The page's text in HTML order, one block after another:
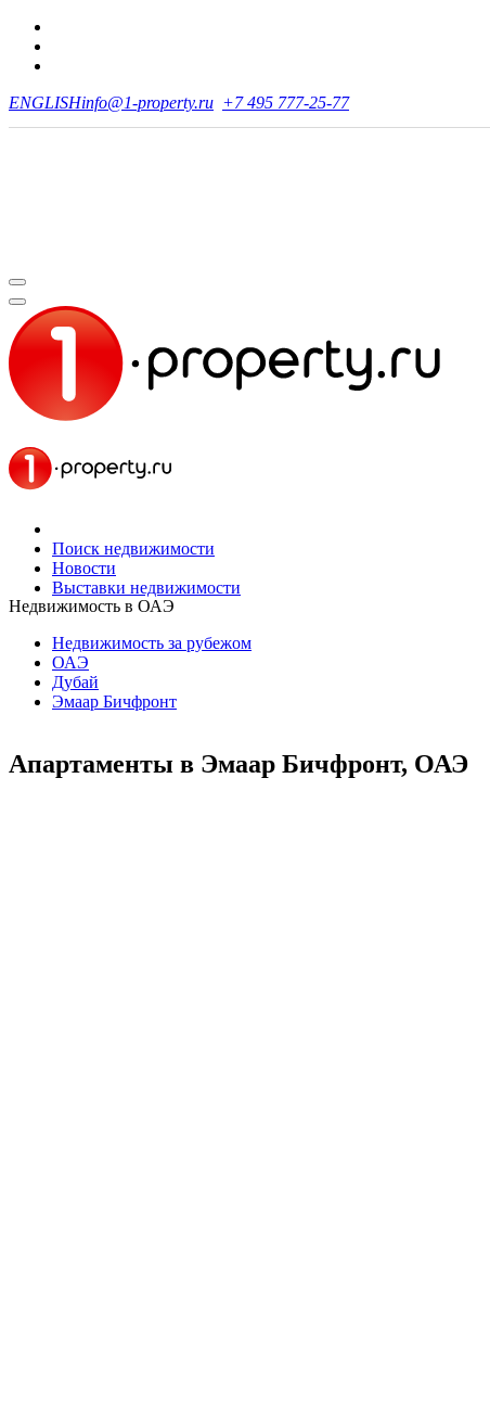
ENGLISHinfo@1-property.ru +7 495 777-25-77
Поиск недвижимости
Новости
Выставки недвижимости
Недвижимость в ОАЭ
Недвижимость за рубежом
ОАЭ
Дубай
Эмаар Бичфронт
Апартаменты в Эмаар Бичфронт, ОАЭ